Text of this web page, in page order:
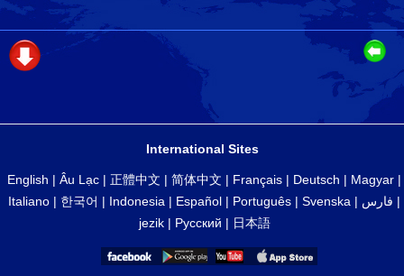
International Sites
English | Âu Lạc | 正體中文 | 简体中文 | Français | Deutsch | Magyar |
Italiano | 한국어 | Indonesia | Español | Português | Svenska | فارس |
jezik| Русский | 日本語